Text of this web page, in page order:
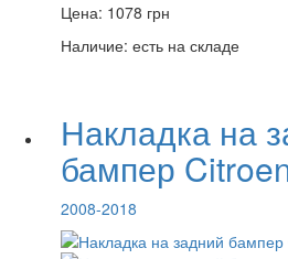
Цена: 1078 грн
Наличие: есть на складе
Накладка на
бампер
2008-2018